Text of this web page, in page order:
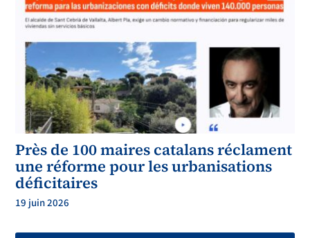
Près de 100 maires catalans réclament
une réforme pour les urbanisations
déficitaires
19 juin 2026